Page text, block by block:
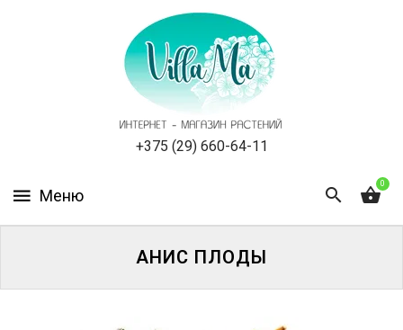
+375 (29) 660-64-11
0
НОВОСТИ,
АКЦИИ
АНИС ПЛОДЫ